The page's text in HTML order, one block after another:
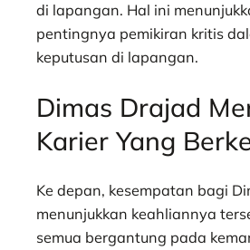
di lapangan. Hal ini
pentingnya pemikiran kritis
keputusan di lapangan.
Dimas Drajad
Karier Yang
Ke depan, kesempatan bagi
menunjukkan keahliannya
semua bergantung pada